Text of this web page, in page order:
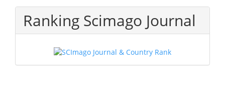
Ranking Scimago Journal